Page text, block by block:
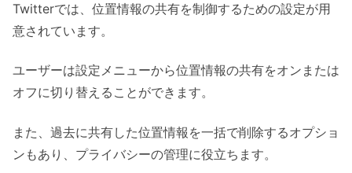
Twitterでは、位置情報の共有を制御するための設定が用
意されています。
ユーザーは設定メニューから位置情報の共有をオンまたは
オフに切り替えることができます。
また、過去に共有した位置情報を一括で削除するオプショ
ンもあり、プライバシーの管理に役立ちます。